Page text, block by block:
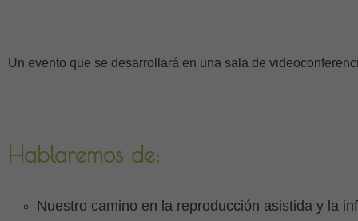
Un evento que se desarrollará en una sala de
Hablaremos de:
Nuestro camino en la reproducción asistida y la